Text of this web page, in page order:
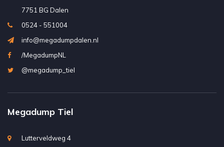
7751 BG Dalen
0524 - 551004
info@megadumpdalen.nl
/MegadumpNL
@megadump_tiel
Megadump Tiel
Lutterveldweg 4